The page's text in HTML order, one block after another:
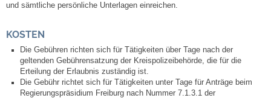
und sämtliche persönliche Unterlagen einreichen.
KOSTEN
Die Gebühren richten sich für Tätigkeiten über Tage nach der
geltenden Gebührensatzung der Kreispolizeibehörde, die für die
Erteilung der Erlaubnis zuständig ist.
Die Gebühr richtet sich für Tätigkeiten unter Tage für Anträge beim
Regierungspräsidium Freiburg nach Nummer 7.1.3.1 der